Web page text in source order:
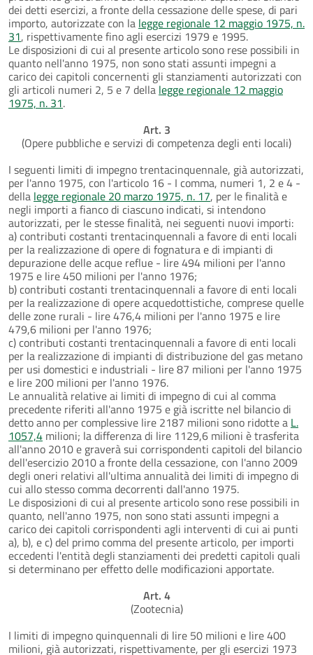
dei detti esercizi, a fronte della cessazione delle spese, di pari
importo, autorizzate con la legge regionale 12 maggio 1975, n.
31, rispettivamente fino agli esercizi 1979 e 1995.
Le disposizioni di cui al presente articolo sono rese possibili in
quanto nell'anno 1975, non sono stati assunti impegni a
carico dei capitoli concernenti gli stanziamenti autorizzati con
gli articoli numeri 2, 5 e 7 della legge regionale 12 maggio
1975, n. 31.
Art. 3
(Opere pubbliche e servizi di competenza degli enti locali)
I seguenti limiti di impegno trentacinquennale, già autorizzati,
per l'anno 1975, con l'articolo 16 - I comma, numeri 1, 2 e 4 -
della legge regionale 20 marzo 1975, n. 17, per le finalità e
negli importi a fianco di ciascuno indicati, si intendono
autorizzati, per le stesse finalità, nei seguenti nuovi importi:
a) contributi costanti trentacinquennali a favore di enti locali
per la realizzazione di opere di fognatura e di impianti di
depurazione delle acque reflue - lire 494 milioni per l'anno
1975 e lire 450 milioni per l'anno 1976;
b) contributi costanti trentacinquennali a favore di enti locali
per la realizzazione di opere acquedottistiche, comprese quelle
delle zone rurali - lire 476,4 milioni per l'anno 1975 e lire
479,6 milioni per l'anno 1976;
c) contributi costanti trentacinquennali a favore di enti locali
per la realizzazione di impianti di distribuzione del gas metano
per usi domestici e industriali - lire 87 milioni per l'anno 1975
e lire 200 milioni per l'anno 1976.
Le annualità relative ai limiti di impegno di cui al comma
precedente riferiti all'anno 1975 e già iscritte nel bilancio di
detto anno per complessive lire 2187 milioni sono ridotte a L.
1057,4 milioni; la differenza di lire 1129,6 milioni è trasferita
all'anno 2010 e graverà sui corrispondenti capitoli del bilancio
dell'esercizio 2010 a fronte della cessazione, con l'anno 2009
degli oneri relativi all'ultima annualità dei limiti di impegno di
cui allo stesso comma decorrenti dall'anno 1975.
Le disposizioni di cui al presente articolo sono rese possibili in
quanto, nell'anno 1975, non sono stati assunti impegni a
carico dei capitoli corrispondenti agli interventi di cui ai punti
a), b), e c) del primo comma del presente articolo, per importi
eccedenti l'entità degli stanziamenti dei predetti capitoli quali
si determinano per effetto delle modificazioni apportate.
Art. 4
(Zootecnia)
I limiti di impegno quinquennali di lire 50 milioni e lire 400
milioni, già autorizzati, rispettivamente, per gli esercizi 1973